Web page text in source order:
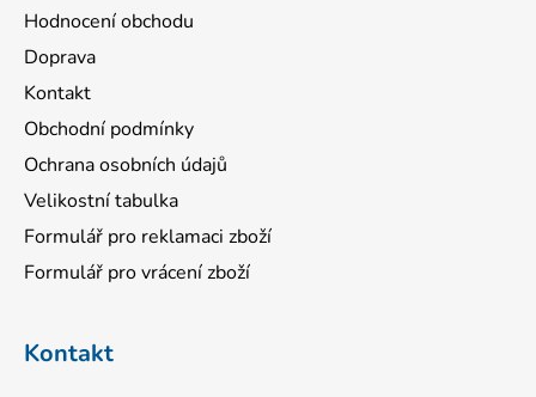
Hodnocení obchodu
Doprava
Kontakt
Obchodní podmínky
Ochrana osobních údajů
Velikostní tabulka
Formulář pro reklamaci zboží
Formulář pro vrácení zboží
Kontakt